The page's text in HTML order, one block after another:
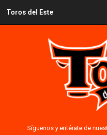
Toros del Este
Síguenos y entérate de